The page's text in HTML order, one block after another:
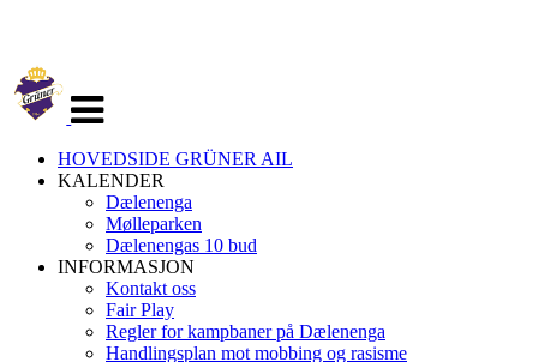
navigasjon
HOVEDSIDE GRÜNER AIL
KALENDER
Dælenenga
Mølleparken
Dælenengas 10 bud
INFORMASJON
Kontakt oss
Fair Play
Regler for kampbaner på Dælenenga
Handlingsplan mot mobbing og rasisme